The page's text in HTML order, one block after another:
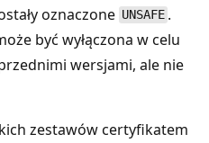
oznaczone UNSAFE .
być wyłączona w celu
wersjami, ale nie
zestawów certyfikatem